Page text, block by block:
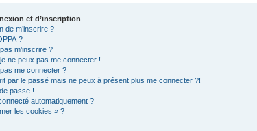
et d’inscription
de m’inscrire ?
?
m’inscrire ?
ne peux pas me connecter !
me connecter ?
par le passé mais ne peux à présent plus me connecter ?!
passe !
automatiquement ?
les cookies » ?